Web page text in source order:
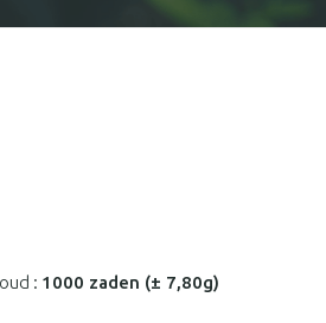
: 1000 zaden (± 7,80g)